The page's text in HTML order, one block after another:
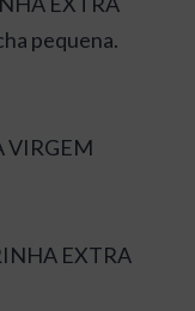
pequena.
VIRGEM
EXTRA